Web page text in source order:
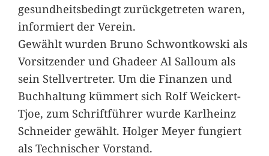
gesundheitsbedingt zurückgetreten waren,
informiert der Verein.
Gewählt wurden Bruno Schwontkowski als
Vorsitzender und Ghadeer Al Salloum als
sein Stellvertreter. Um die Finanzen und
Buchhaltung kümmert sich Rolf Weickert-
Tjoe, zum Schriftführer wurde Karlheinz
Schneider gewählt. Holger Meyer fungiert
als Technischer Vorstand.